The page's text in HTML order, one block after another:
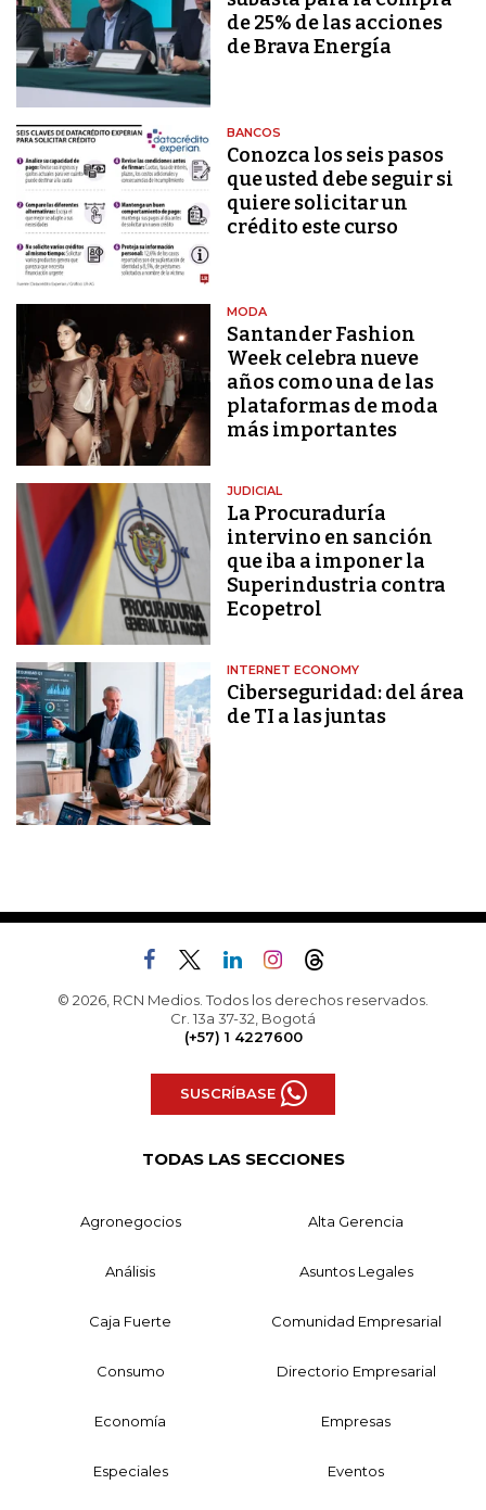
de 25% de las acciones
de Brava Energía
BANCOS
Conozca los seis pasos
que usted debe seguir si
quiere solicitar un
crédito este curso
MODA
Santander Fashion
Week celebra nueve
años como una de las
plataformas de moda
más importantes
JUDICIAL
La Procuraduría
intervino en sanción
que iba a imponer la
Superindustria contra
Ecopetrol
INTERNET ECONOMY
Ciberseguridad: del área
de TI a las juntas
© 2026, RCN Medios. Todos los derechos reservados.
Cr. 13a 37-32, Bogotá
(+57) 1 4227600
SUSCRÍBASE
TODAS LAS SECCIONES
Agronegocios Alta Gerencia
Análisis Asuntos Legales
Caja Fuerte Comunidad Empresarial
Consumo Directorio Empresarial
Economía Empresas
Especiales Eventos